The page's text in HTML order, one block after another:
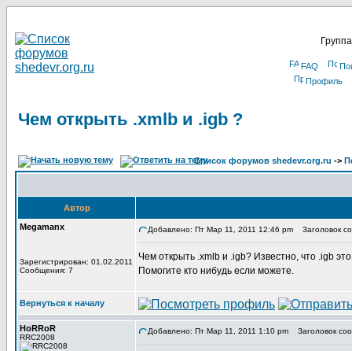
FAQ
Профиль
Чем открыть .xmlb и .igb ?
Список форумов shedevr.org.ru ->
Автор
Megamanx
Зарегистрирован: 01.02.2011
Сообщения: 7
Добавлено: Пт Мар 11, 2011 12:46 pm Заголовок
Чем открыть .xmlb и .igb? Известно, что .igb
Помогите кто нибудь если можете.
Вернуться к началу
HoRRoR
RRC2008
Добавлено: Пт Мар 11, 2011 1:10 pm Заголовок